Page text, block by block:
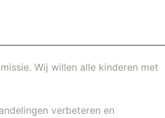
Wij willen alle kinderen met
verbeteren en